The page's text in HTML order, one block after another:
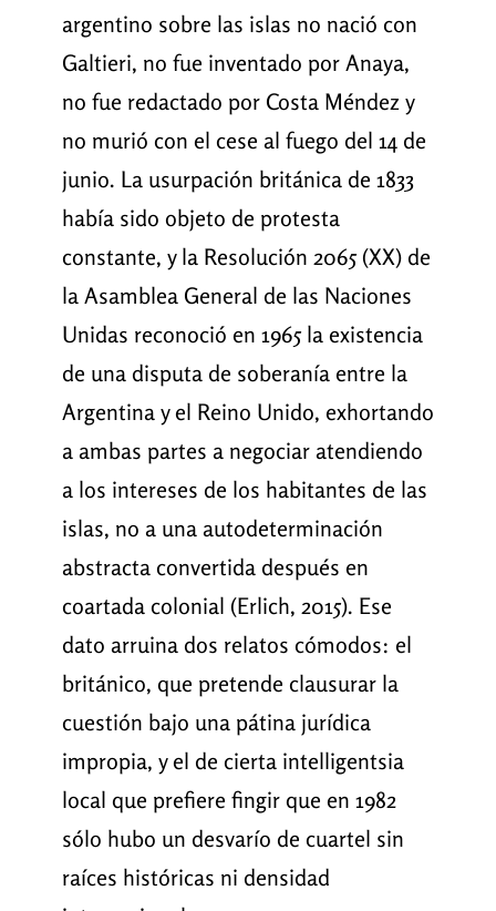
argentino sobre las islas no nació con
Galtieri, no fue inventado por Anaya,
no fue redactado por Costa Méndez y
no murió con el cese al fuego del 14 de
junio. La usurpación británica de 1833
había sido objeto de protesta
constante, y la Resolución 2065 (XX) de
la Asamblea General de las Naciones
Unidas reconoció en 1965 la existencia
de una disputa de soberanía entre la
Argentina y el Reino Unido, exhortando
a ambas partes a negociar atendiendo
a los intereses de los habitantes de las
islas, no a una autodeterminación
abstracta convertida después en
coartada colonial (Erlich, 2015). Ese
dato arruina dos relatos cómodos: el
británico, que pretende clausurar la
cuestión bajo una pátina jurídica
impropia, y el de cierta intelligentsia
local que prefiere fingir que en 1982
sólo hubo un desvarío de cuartel sin
raíces históricas ni densidad